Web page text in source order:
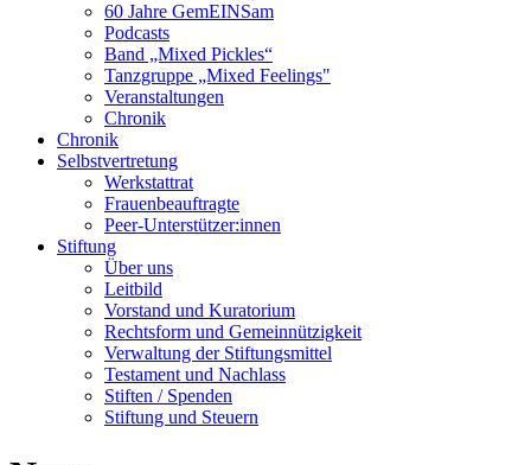
60 Jahre GemEINSam
Podcasts
Band „Mixed Pickles“
Tanzgruppe „Mixed Feelings"
Veranstaltungen
Chronik
Chronik
Selbstvertretung
Werkstattrat
Frauenbeauftragte
Peer-Unterstützer:innen
Stiftung
Über uns
Leitbild
Vorstand und Kuratorium
Rechtsform und Gemeinnützigkeit
Verwaltung der Stiftungsmittel
Testament und Nachlass
Stiften / Spenden
Stiftung und Steuern